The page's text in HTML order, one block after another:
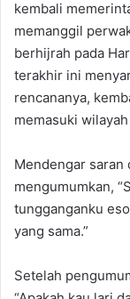
kembali
memanggil
berhijrah pada
terakhir ini
rencananya,
memasuki
Mendengar saran
mengumumkan,
tungganganku
yang sama.”
Setelah